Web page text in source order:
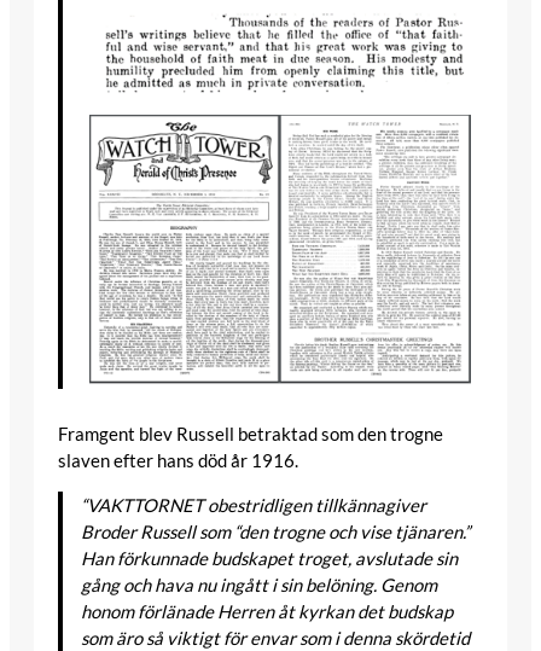
Framgent blev Russell betraktad som den trogne
slaven efter hans död år 1916.
“VAKTTORNET obestridligen tillkännagiver
Broder Russell som “den trogne och vise tjänaren.”
Han förkunnade budskapet troget, avslutade sin
gång och hava nu ingått i sin belöning. Genom
honom förlänade Herren åt kyrkan det budskap
som äro så viktigt för envar som i denna skördetid